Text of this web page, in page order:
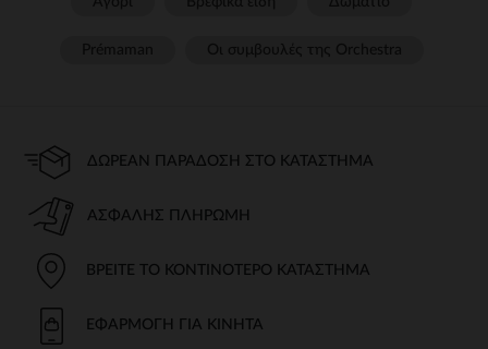
ΔΩΡΕΆΝ ΠΑΡΆΔΟΣΗ ΣΤΟ ΚΑΤΆΣΤΗΜΑ
ΑΣΦΑΛΉΣ ΠΛΗΡΩΜΉ
ΒΡΕΊΤΕ ΤΟ ΚΟΝΤΙΝΌΤΕΡΟ ΚΑΤΆΣΤΗΜΑ
ΕΦΑΡΜΟΓΉ ΓΙΑ ΚΙΝΗΤΆ